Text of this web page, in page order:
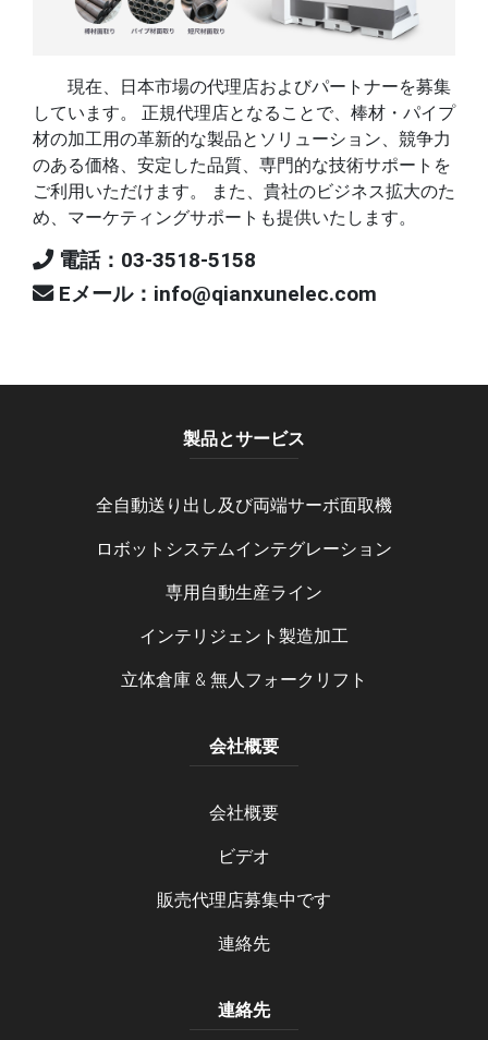
現在、日本市場の代理店およびパートナーを募集
しています。 正規代理店となることで、棒材・パイプ
材の加工用の革新的な製品とソリューション、競争力
のある価格、安定した品質、専門的な技術サポートを
ご利用いただけます。 また、貴社のビジネス拡大のた
め、マーケティングサポートも提供いたします。
電話：03-3518-5158
Eメール：info@qianxunelec.com
製品とサービス
全自動送り出し及び両端サーボ面取機
ロボットシステムインテグレーション
専用自動生産ライン
インテリジェント製造加工
立体倉庫 & 無人フォークリフト
会社概要
会社概要
ビデオ
販売代理店募集中です
連絡先
連絡先